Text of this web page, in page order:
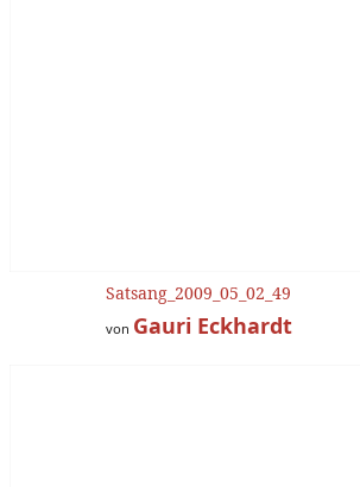
Satsang_2009_05_02_49
von Gauri Eckhardt